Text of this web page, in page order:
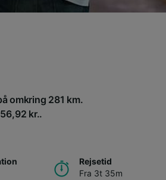
omkring 281 km.
kr..
Rejsetid
Fra 3t 35m